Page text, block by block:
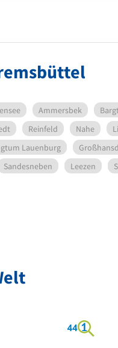
Ammersbek
Reinfeld Nahe
Lauenburg
Sandesneben Leezen